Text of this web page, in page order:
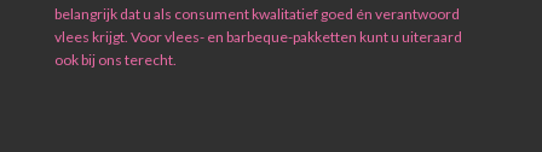
belangrijk dat u als consument kwalitatief goed én verantwoord
vlees krijgt. Voor vlees- en barbeque-pakketten kunt u uiteraard
ook bij ons terecht.